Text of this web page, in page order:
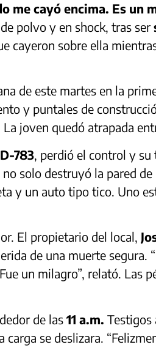
me cayó encima. Es un
polvo y en shock, tras ser
cayeron sobre ella
de este martes en la
y puntales de
joven quedó atrapada
783 , perdió el control y
solo destruyó la pared
y un auto tipo tico. Uno
El propietario del local,
de una muerte segura.
un milagro”, relató. Las
de las11 a.m. Testigos
carga se deslizara.